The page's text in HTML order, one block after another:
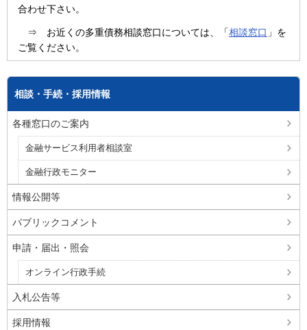
合わせ下さい。
⇒ お近くの多重債務相談窓口については、「相談窓口 」を
ご覧ください。
相談・手続・採用情報
各種窓口のご案内
金融サービス利用者相談室
金融行政モニター
情報公開等
パブリックコメント
申請・届出・照会
オンライン行政手続
入札公告等
採用情報